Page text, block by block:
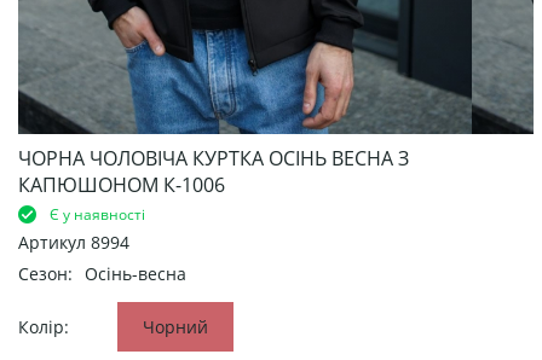
ЧОРНА ЧОЛОВІЧА КУРТКА ОСІНЬ ВЕСНА З
КАПЮШОНОМ К-1006
Є у наявності
Артикул 8994
Сезон: Осінь-весна
Колір: Чорний